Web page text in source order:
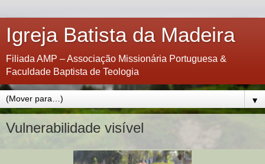
Igreja Batista da Madeira
Filiada AMP – Associação Missionária Portuguesa &
Faculdade Baptista de Teologia
▼
Vulnerabilidade visível